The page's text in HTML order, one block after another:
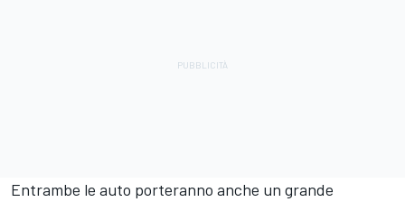
Entrambe le auto porteranno anche un grande